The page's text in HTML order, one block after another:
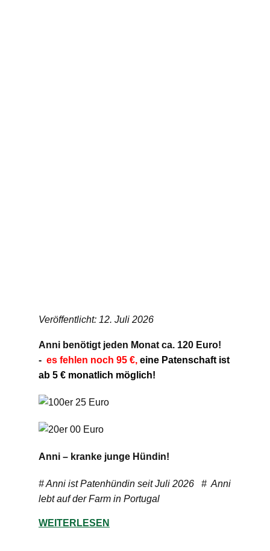
Veröffentlicht: 12. Juli 2026
Anni benötigt jeden Monat ca. 120 Euro!
- es fehlen noch 95 €, eine Patenschaft ist
ab 5 € monatlich möglich!
Anni – kranke junge Hündin!
# Anni ist Patenhündin seit Juli 2026 # Anni
lebt auf der Farm in Portugal
WEITERLESEN